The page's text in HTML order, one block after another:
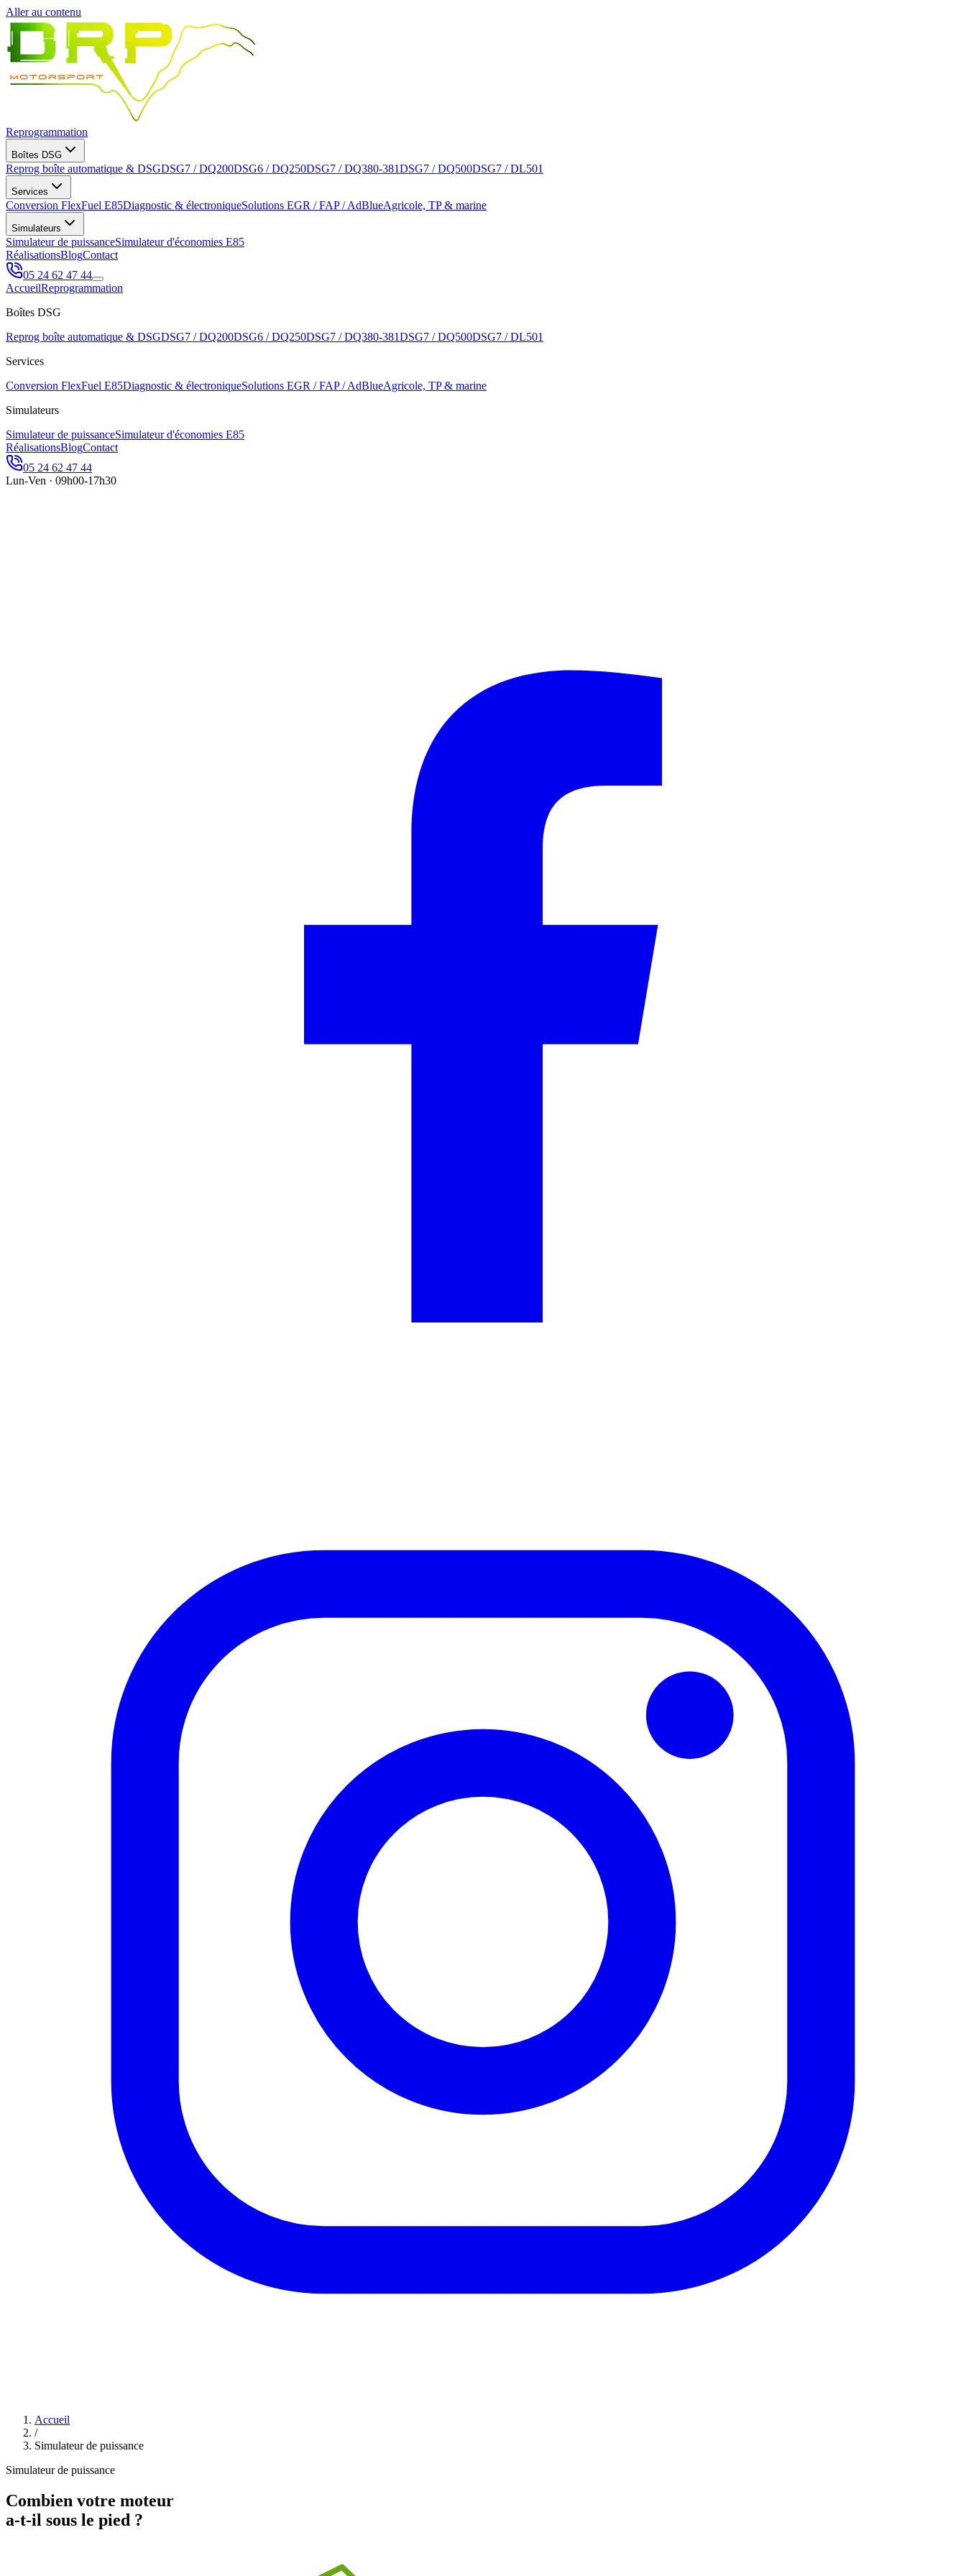
Aller au contenu
Reprogrammation
Boîtes DSG
Reprog boîte automatique & DSGDSG7 / DQ200DSG6 / DQ250DSG7 / DQ380-381DSG7 / DQ500DSG7 / DL501
Services
Conversion FlexFuel E85Diagnostic & électroniqueSolutions EGR / FAP / AdBlueAgricole, TP & marine
Simulateurs
Simulateur de puissanceSimulateur d'économies E85
RéalisationsBlogContact
05 24 62 47 44
AccueilReprogrammation
Boîtes DSG
Reprog boîte automatique & DSGDSG7 / DQ200DSG6 / DQ250DSG7 / DQ380-381DSG7 / DQ500DSG7 / DL501
Services
Conversion FlexFuel E85Diagnostic & électroniqueSolutions EGR / FAP / AdBlueAgricole, TP & marine
Simulateurs
Simulateur de puissanceSimulateur d'économies E85
RéalisationsBlogContact
05 24 62 47 44
Lun-Ven · 09h00-17h30
Accueil
/
Simulateur de puissance
Simulateur de puissance
Combien votre moteur
a-t-il sous le pied ?